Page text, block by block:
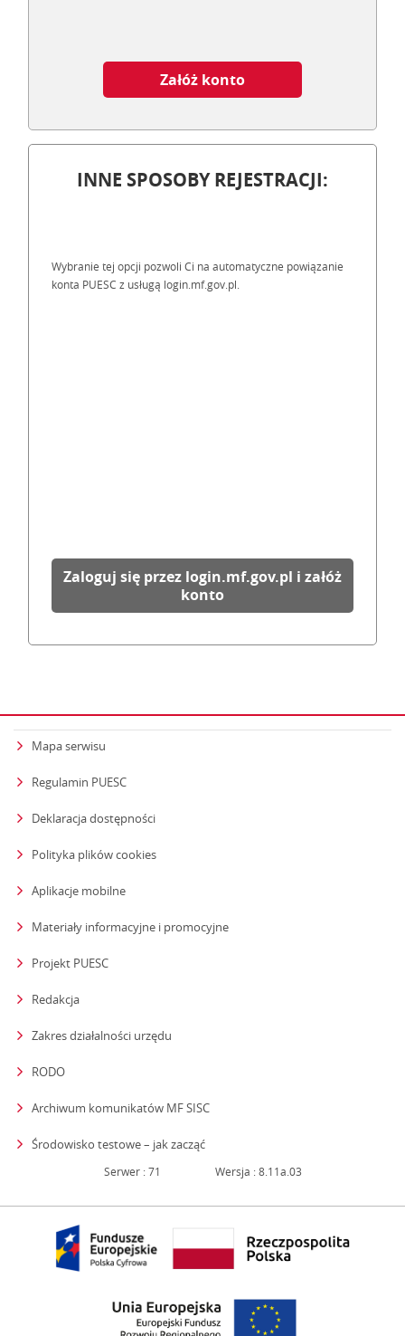
Załóż konto
INNE SPOSOBY REJESTRACJI:
Wybranie tej opcji pozwoli Ci na automatyczne powiązanie
konta PUESC z usługą login.mf.gov.pl.
Zaloguj się przez login.mf.gov.pl i załóż
konto
Mapa serwisu
Regulamin PUESC
Deklaracja dostępności
Polityka plików cookies
Aplikacje mobilne
Materiały informacyjne i promocyjne
Projekt PUESC
Redakcja
Zakres działalności urzędu
RODO
Archiwum komunikatów MF SISC
Środowisko testowe – jak zacząćstrona otwiera się w nowym oknie
Serwer : 71 Wersja : 8.11a.03